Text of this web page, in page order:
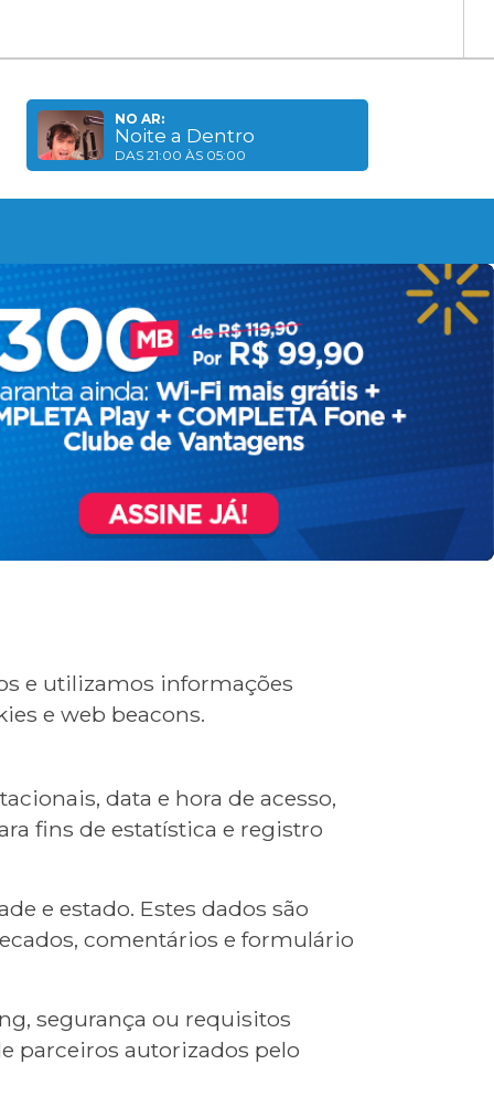
NO AR:
Noite a Dentro
DAS 21:00 ÀS 05:00
e utilizamos informações
e web beacons.
data e hora de acesso,
fins de estatística e registro
e estado. Estes dados são
comentários e formulário
segurança ou requisitos
parceiros autorizados pelo